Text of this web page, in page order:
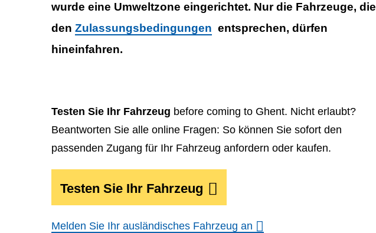
wurde eine Umweltzone eingerichtet. Nur die Fahrzeuge, die
den Zulassungsbedingungen entsprechen, dürfen
hineinfahren.
Testen Sie Ihr Fahrzeug before coming to Ghent. Nicht erlaubt?
Beantworten Sie alle online Fragen: So können Sie sofort den
passenden Zugang für Ihr Fahrzeug anfordern oder kaufen.
Testen Sie Ihr Fahrzeug
Melden Sie Ihr ausländisches Fahrzeug an